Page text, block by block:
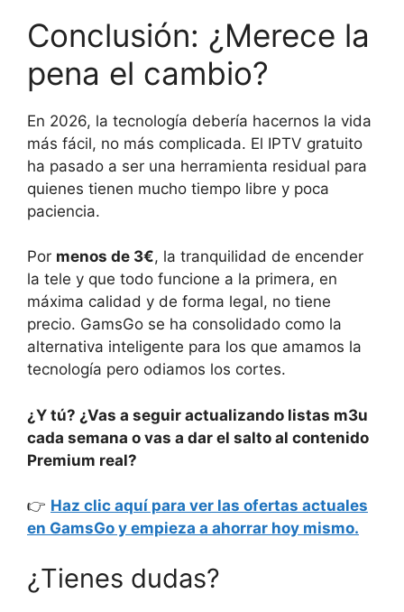
Conclusión: ¿Merece la
pena el cambio?
En 2026, la tecnología debería hacernos la vida
más fácil, no más complicada. El IPTV gratuito
ha pasado a ser una herramienta residual para
quienes tienen mucho tiempo libre y poca
paciencia.
Por menos de 3€, la tranquilidad de encender
la tele y que todo funcione a la primera, en
máxima calidad y de forma legal, no tiene
precio. GamsGo se ha consolidado como la
alternativa inteligente para los que amamos la
tecnología pero odiamos los cortes.
¿Y tú? ¿Vas a seguir actualizando listas m3u
cada semana o vas a dar el salto al contenido
Premium real?
👉 Haz clic aquí para ver las ofertas actuales
en GamsGo y empieza a ahorrar hoy mismo.
¿Tienes dudas?